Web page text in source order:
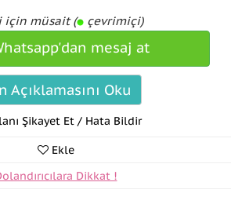
için müsait ( çevrimiçi)
mesaj at
Açıklamasını Oku
Şikayet Et / Hata Bildir
Ekle
Dikkat !